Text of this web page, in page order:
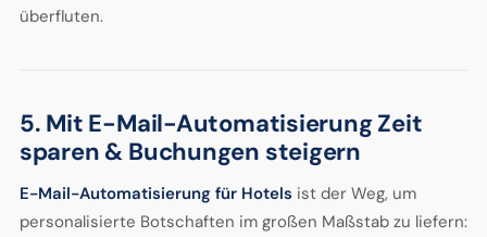
überfluten.
5. Mit E-Mail-Automatisierung Zeit
sparen & Buchungen steigern
E-Mail-Automatisierung für Hotels ist der Weg, um
personalisierte Botschaften im großen Maßstab zu liefern: